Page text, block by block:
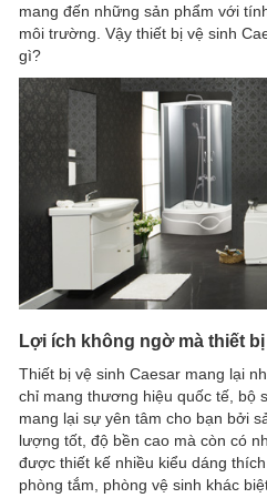
mang đến những sản phẩm với
môi trường. Vậy thiết bị vệ sinh
gì?
Lợi ích không ngờ mà thiết
Thiết bị vệ sinh Caesar mang lại
chỉ mang thương hiệu quốc tế, bộ
mang lại sự yên tâm cho bạn bởi
lượng tốt, độ bền cao mà còn có
được thiết kế nhiều kiểu dáng
phòng tắm, phòng vệ sinh khác